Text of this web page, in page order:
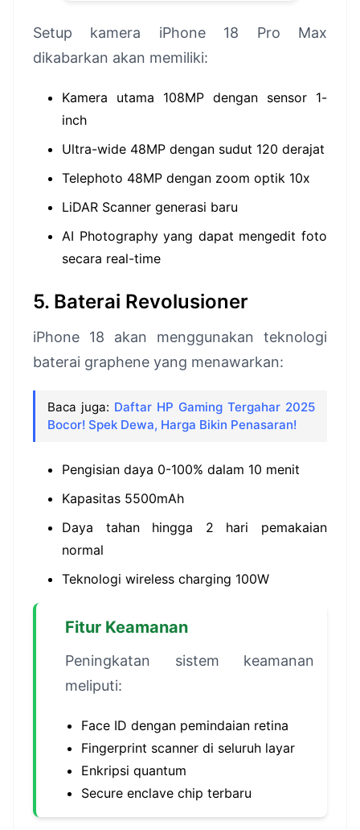
Setup kamera iPhone 18 Pro Max
dikabarkan akan memiliki:
Kamera utama 108MP dengan sensor 1-
inch
Ultra-wide 48MP dengan sudut 120 derajat
Telephoto 48MP dengan zoom optik 10x
LiDAR Scanner generasi baru
AI Photography yang dapat mengedit foto
secara real-time
5. Baterai Revolusioner
iPhone 18 akan menggunakan teknologi
baterai graphene yang menawarkan:
Baca juga: Daftar HP Gaming Tergahar 2025
Bocor! Spek Dewa, Harga Bikin Penasaran!
Pengisian daya 0-100% dalam 10 menit
Kapasitas 5500mAh
Daya tahan hingga 2 hari pemakaian
normal
Teknologi wireless charging 100W
Fitur Keamanan
Peningkatan sistem keamanan
meliputi:
Face ID dengan pemindaian retina
Fingerprint scanner di seluruh layar
Enkripsi quantum
Secure enclave chip terbaru